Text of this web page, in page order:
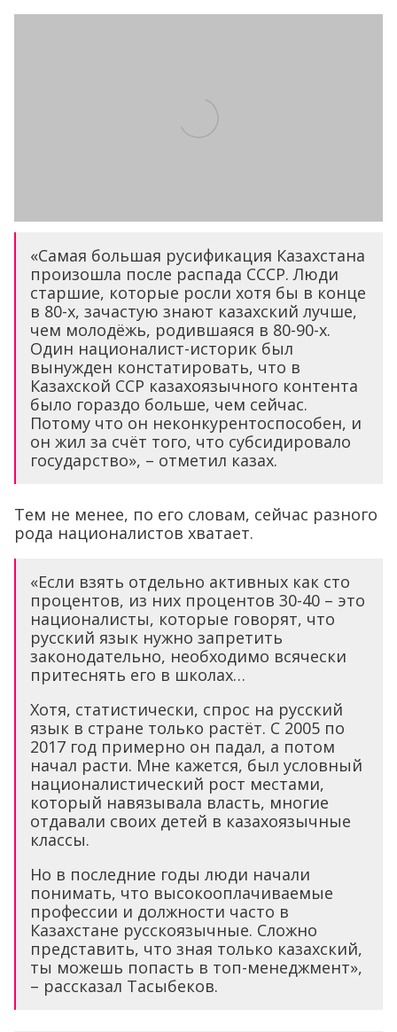
«Самая большая русификация Казахстана
произошла после распада СССР. Люди
старшие, которые росли хотя бы в конце
в 80-х, зачастую знают казахский лучше,
чем молодёжь, родившаяся в 80-90-х.
Один националист-историк был
вынужден констатировать, что в
Казахской ССР казахоязычного контента
было гораздо больше, чем сейчас.
Потому что он неконкурентоспособен, и
он жил за счёт того, что субсидировало
государство», – отметил казах.
Тем не менее, по его словам, сейчас разного
рода националистов хватает.
«Если взять отдельно активных как сто
процентов, из них процентов 30-40 – это
националисты, которые говорят, что
русский язык нужно запретить
законодательно, необходимо всячески
притеснять его в школах…
Хотя, статистически, спрос на русский
язык в стране только растёт. С 2005 по
2017 год примерно он падал, а потом
начал расти. Мне кажется, был условный
националистический рост местами,
который навязывала власть, многие
отдавали своих детей в казахоязычные
классы.
Но в последние годы люди начали
понимать, что высокооплачиваемые
профессии и должности часто в
Казахстане русскоязычные. Сложно
представить, что зная только казахский,
ты можешь попасть в топ-менеджмент»,
– рассказал Тасыбеков.